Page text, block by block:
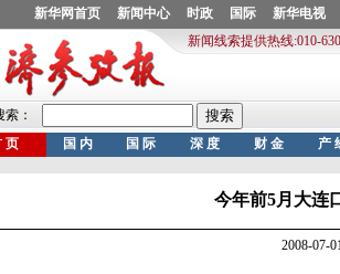
今年前5月大连
2008-07-